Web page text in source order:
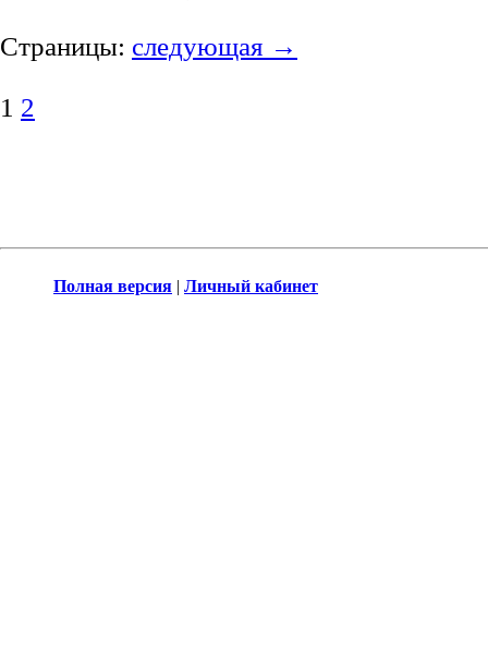
Страницы: следующая →
1 2
Полная версия | Личный кабинет